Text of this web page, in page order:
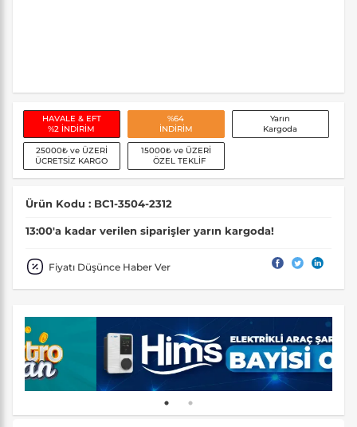
HAVALE & EFT
%2 İNDİRİM
%64
İNDİRİM
Yarın
Kargoda
25000₺ ve ÜZERİ
ÜCRETSİZ KARGO
15000₺ ve ÜZERİ
ÖZEL TEKLİF
Ürün Kodu : BC1-3504-2312
13:00'a kadar verilen siparişler yarın kargoda!
Fiyatı Düşünce Haber Ver